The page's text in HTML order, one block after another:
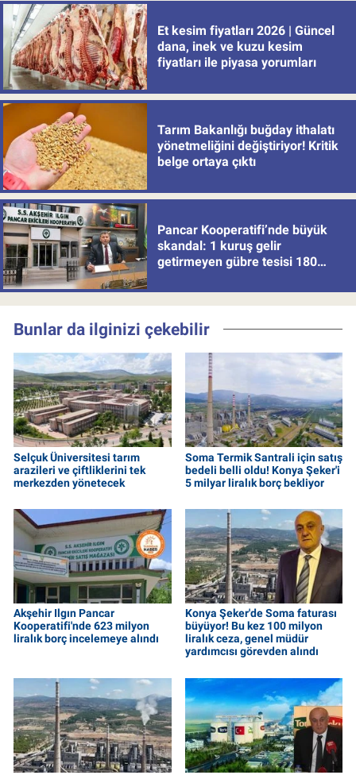
Et kesim fiyatları 2026 | Güncel
dana, inek ve kuzu kesim
fiyatları ile piyasa yorumları
Tarım Bakanlığı buğday ithalatı
yönetmeliğini değiştiriyor! Kritik
belge ortaya çıktı
Pancar Kooperatifi’nde büyük
skandal: 1 kuruş gelir
getirmeyen gübre tesisi 180
Bunlar da ilginizi çekebilir
Selçuk Üniversitesi tarım
arazileri ve çiftliklerini tek
merkezden yönetecek
Soma Termik Santrali için satış
bedeli belli oldu! Konya Şeker'i
5 milyar liralık borç bekliyor
Akşehir Ilgın Pancar
Kooperatifi'nde 623 milyon
liralık borç incelemeye alındı
Konya Şeker'de Soma faturası
büyüyor! Bu kez 100 milyon
liralık ceza, genel müdür
yardımcısı görevden alındı